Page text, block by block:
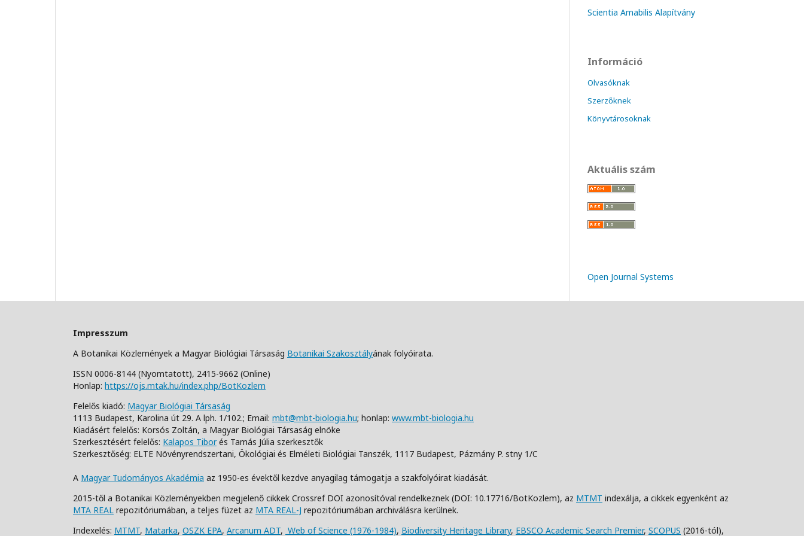
Scientia Amabilis Alapítvány
Információ
Olvasóknak
Szerzőknek
Könyvtárosoknak
Aktuális szám
Open Journal Systems
Impresszum
A Botanikai Közlemények a Magyar Biológiai Társaság Botanikai Szakosztályának folyóirata.
ISSN 0006-8144 (Nyomtatott), 2415-9662 (Online)
Honlap: https://ojs.mtak.hu/index.php/BotKozlem
Felelős kiadó: Magyar Biológiai Társaság
1113 Budapest, Karolina út 29. A lph. 1/102.; Email: mbt@mbt-biologia.hu; honlap: www.mbt-biologia.hu
Kiadásért felelős: Korsós Zoltán, a Magyar Biológiai Társaság elnöke
Szerkesztésért felelős: Kalapos Tiborés Tamás Júlia szerkesztők
Szerkesztőség: ELTE Növényrendszertani, Ökológiai és Elméleti Biológiai Tanszék, 1117 Budapest, Pázmány P. stny 1/C
A Magyar Tudományos Akadémia az 1950-es évektől kezdve anyagilag támogatja a szakfolyóirat kiadását.
2015-től a Botanikai Közleményekben megjelenő cikkek Crossref DOI azonosítóval rendelkeznek (DOI: 10.17716/BotKozlem), az MTMT indexálja, a cikkek egyenként az
MTA REAL repozitóriumában, a teljes füzet az MTA REAL-J repozitóriumában archiválásra kerülnek.
Indexelés: MTMT, Matarka, OSZK EPA, Arcanum ADT, Web of Science (1976-1984), Biodiversity Heritage Library, EBSCO Academic Search Premier, SCOPUS (2016-tól),